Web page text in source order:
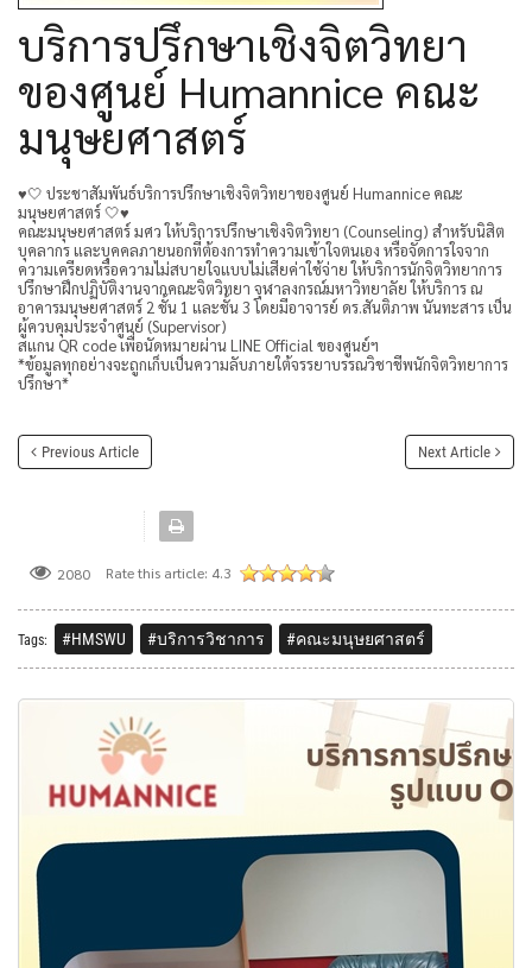
บริการปรึกษาเชิงจิตวิทยา
ของศูนย์ Humannice คณะ
มนุษยศาสตร์
♥️🤍 ประชาสัมพันธ์บริการปรึกษาเชิงจิตวิทยาของศูนย์ Humannice คณะ
มนุษยศาสตร์ 🤍♥️
คณะมนุษยศาสตร์ มศว ให้บริการปรึกษาเชิงจิตวิทยา (Counseling) สำหรับนิสิต
บุคลากร และบุคคลภายนอกที่ต้องการทำความเข้าใจตนเอง หรือจัดการใจจาก
ความเครียดหรือความไม่สบายใจแบบไม่เสียค่าใช้จ่าย ให้บริการนักจิตวิทยาการ
ปรึกษาฝึกปฏิบัติงานจากคณะจิตวิทยา จุฬาลงกรณ์มหาวิทยาลัย ให้บริการ ณ
อาคารมนุษยศาสตร์ 2 ชั้น 1 และชั้น 3 โดยมีอาจารย์ ดร.สันติภาพ นันทะสาร เป็น
ผู้ควบคุมประจำศูนย์ (Supervisor)
สแกน QR code เพื่อนัดหมายผ่าน LINE Official ของศูนย์ฯ
*ข้อมูลทุกอย่างจะถูกเก็บเป็นความลับภายใต้จรรยาบรรณวิชาชีพนักจิตวิทยาการ
ปรึกษา*
Previous Article Next Article
2080 Rate this article: 4.3
Tags: #HMSWU #บริการวิชาการ #คณะมนุษยศาสตร์